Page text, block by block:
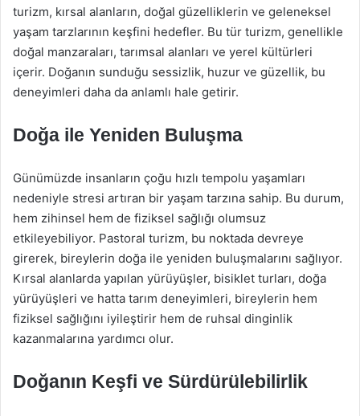
turizm, kırsal alanların, doğal güzelliklerin ve geleneksel
yaşam tarzlarının keşfini hedefler. Bu tür turizm, genellikle
doğal manzaraları, tarımsal alanları ve yerel kültürleri
içerir. Doğanın sunduğu sessizlik, huzur ve güzellik, bu
deneyimleri daha da anlamlı hale getirir.
Doğa ile Yeniden Buluşma
Günümüzde insanların çoğu hızlı tempolu yaşamları
nedeniyle stresi artıran bir yaşam tarzına sahip. Bu durum,
hem zihinsel hem de fiziksel sağlığı olumsuz
etkileyebiliyor. Pastoral turizm, bu noktada devreye
girerek, bireylerin doğa ile yeniden buluşmalarını sağlıyor.
Kırsal alanlarda yapılan yürüyüşler, bisiklet turları, doğa
yürüyüşleri ve hatta tarım deneyimleri, bireylerin hem
fiziksel sağlığını iyileştirir hem de ruhsal dinginlik
kazanmalarına yardımcı olur.
Doğanın Keşfi ve Sürdürülebilirlik